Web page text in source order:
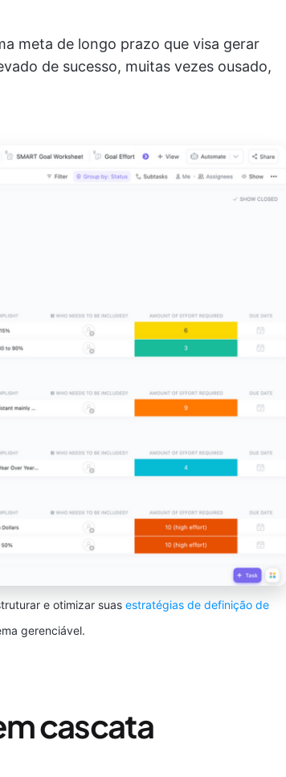
meta de longo prazo que visa gerar
de sucesso, muitas vezes ousado,
e otimizar suas estratégias de definição de
gerenciável.
cascata